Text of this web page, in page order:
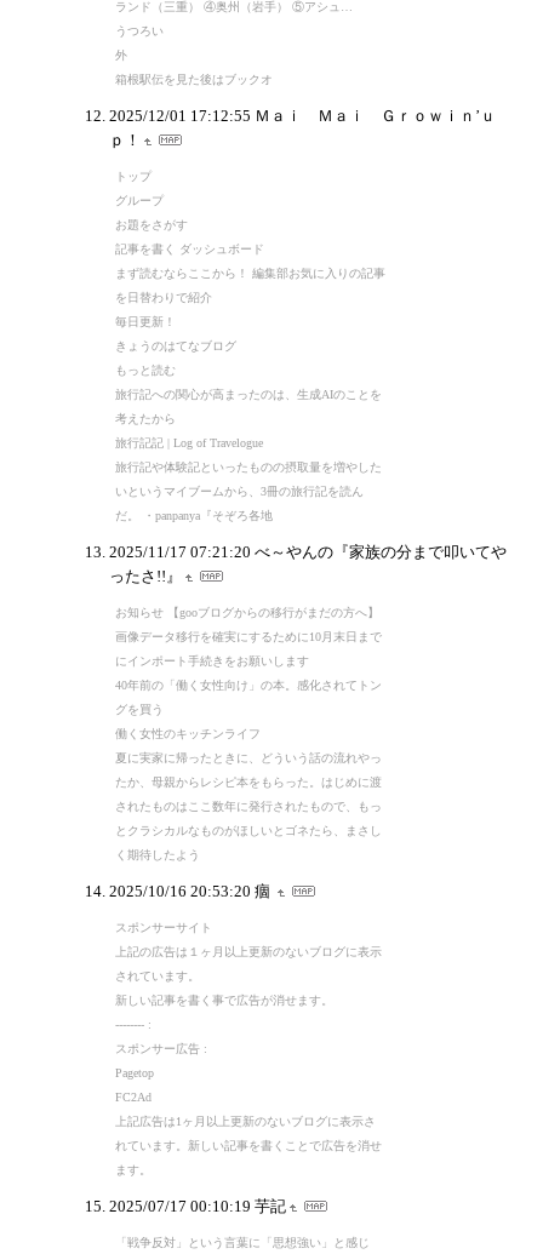
ランド（三重） ④奥州（岩手） ⑤アシュ…
うつろい
外
箱根駅伝を見た後はブックオ
2025/12/01 17:12:55 Ｍａｉ Ｍａｉ Ｇｒｏｗｉｎ’ｕ
ｐ！
トップ
グループ
お題をさがす
記事を書く ダッシュボード
まず読むならここから！ 編集部お気に入りの記事
を日替わりで紹介
毎日更新！
きょうのはてなブログ
もっと読む
旅行記への関心が高まったのは、生成AIのことを
考えたから
旅行記記 | Log of Travelogue
旅行記や体験記といったものの摂取量を増やした
いというマイブームから、3冊の旅行記を読ん
だ。 ・panpanya『そぞろ各地
2025/11/17 07:21:20 べ～やんの『家族の分まで叩いてや
ったさ!!』
お知らせ 【gooブログからの移行がまだの方へ】
画像データ移行を確実にするために10月末日まで
にインポート手続きをお願いします
40年前の「働く女性向け」の本。感化されてトン
グを買う
働く女性のキッチンライフ
夏に実家に帰ったときに、どういう話の流れやっ
たか、母親からレシピ本をもらった。はじめに渡
されたものはここ数年に発行されたもので、もっ
とクラシカルなものがほしいとゴネたら、まさし
く期待したよう
2025/10/16 20:53:20 痼
スポンサーサイト
上記の広告は１ヶ月以上更新のないブログに表示
されています。
新しい記事を書く事で広告が消せます。
-------- :
スポンサー広告 :
Pagetop
FC2Ad
上記広告は1ヶ月以上更新のないブログに表示さ
れています。新しい記事を書くことで広告を消せ
ます。
2025/07/17 00:10:19 芋記
「戦争反対」という言葉に「思想強い」と感じ